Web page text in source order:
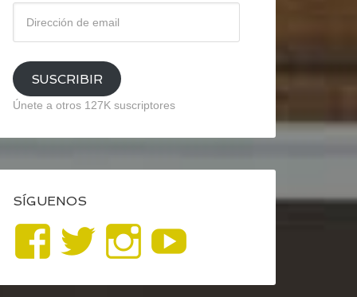
email
SUSCRIBIR
Únete a otros 127K suscriptores
SÍGUENOS
Ver
perfil
Ver
perfil
Ver
perfil